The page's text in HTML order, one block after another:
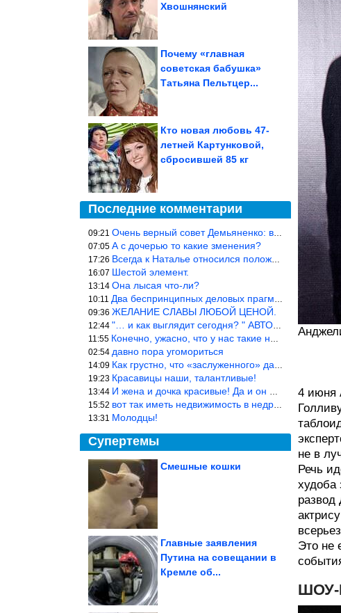
Хвошнянский
Почему «главная
советская бабушка»
Татьяна Пельтцер...
Кто новая любовь 47-
летней Картунковой,
сбросившей 85 кг
Последние комментарии
09:21 Очень верный совет Демьяненко: в этой среде надо либо иметь зубы
07:05 А с дочерью то какие зменения?
17:26 Всегда к Наталье относился положительно… Время покажет, что буде
16:07 Шестой элемент.
13:14 Она лысая что-ли?
10:11 Два беспринципных деловых прагматика нашли друг друга и «остепен
09:36 ЖЕЛАНИЕ СЛАВЫ ЛЮБОЙ ЦЕНОЙ.
12:44 "… и как выглядит сегодня? " АВТОР, РЕДАКТОР — ВЫ ЧТО
11:55 Конечно, ужасно, что у нас такие недалёкие и прямые люди… Как мо
02:54 давно пора угомориться
14:09 Как грустно, что «заслуженного» дают не заслуженно, а (чаще) по-
19:23 Красавицы наши, талантливые!
13:44 И жена и дочка красивые! Да и он настоящий мужик!
15:52 вот так иметь недвижимость в недружественных странах Могут забра
13:31 Молодцы!
Супертемы
Смешные кошки
Главные заявления
Путина на совещании в
Кремле об...
4 июня
не в
Речь
худоба
Это не
ШОУ-